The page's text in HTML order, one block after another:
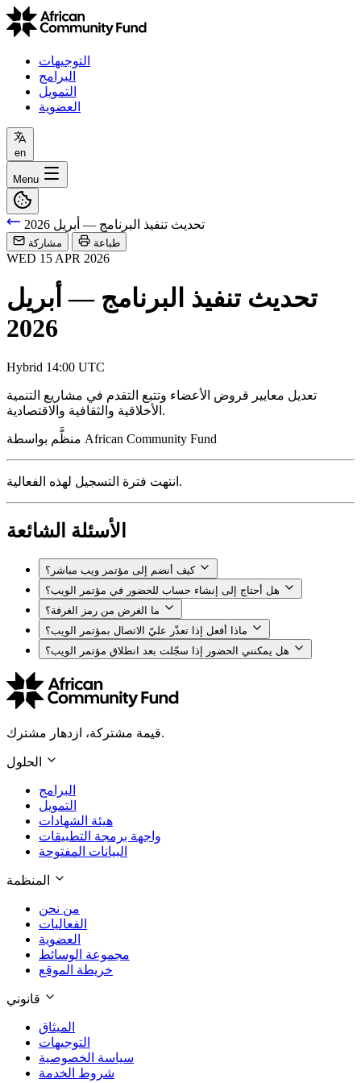
التوجيهات
البرامج
التمويل
العضوية
en
Menu
تحديث تنفيذ البرنامج — أبريل 2026
مشاركة طباعة
WED 15 APR 2026
تحديث تنفيذ البرنامج — أبريل
2026
Hybrid 14:00 UTC
تعديل معايير قروض الأعضاء وتتبع التقدم في مشاريع التنمية
الأخلاقية والثقافية والاقتصادية.
African Community Fund
انتهت فترة التسجيل لهذه الفعالية.
الأسئلة الشائعة
كيف أنضم إلى مؤتمر ويب مباشر؟
هل أحتاج إلى إنشاء حساب للحضور في مؤتمر الويب؟
ما الغرض من رمز الغرفة؟
ماذا أفعل إذا تعذّر عليّ الاتصال بمؤتمر الويب؟
هل يمكنني الحضور إذا سجّلت بعد انطلاق مؤتمر الويب؟
قيمة مشتركة، ازدهار مشترك.
الحلول
البرامج
التمويل
هيئة الشهادات
واجهة برمجة التطبيقات
البيانات المفتوحة
المنظمة
من نحن
الفعاليات
العضوية
مجموعة الوسائط
خريطة الموقع
قانوني
الميثاق
التوجيهات
سياسة الخصوصية
شروط الخدمة